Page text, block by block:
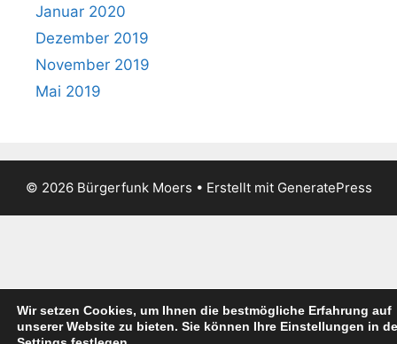
Januar 2020
Dezember 2019
November 2019
Mai 2019
© 2026 Bürgerfunk Moers • Erstellt mit GeneratePress
Wir setzen Cookies, um Ihnen die bestmögliche Erfahrung auf
unserer Website zu bieten. Sie können Ihre Einstellungen in